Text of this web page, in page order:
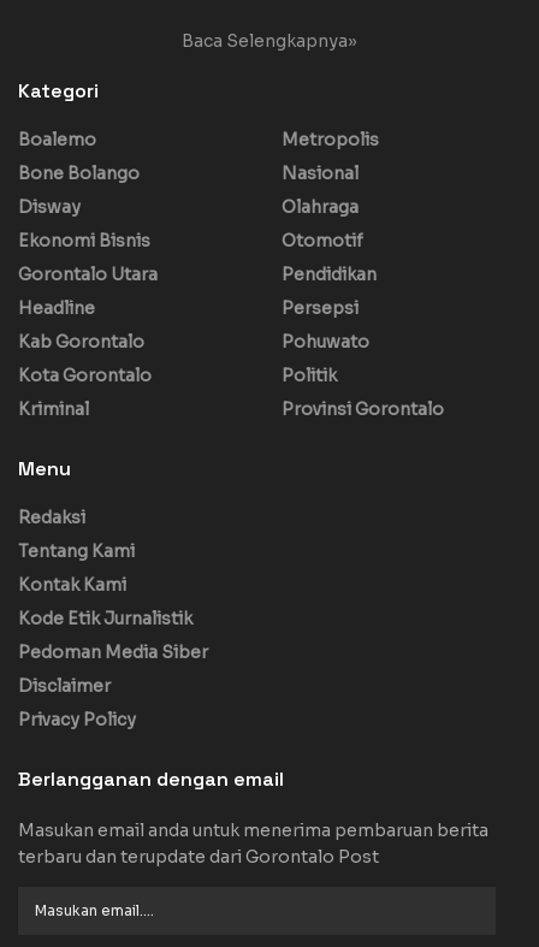
Baca Selengkapnya»
Kategori
Boalemo
Bone Bolango
Disway
Ekonomi Bisnis
Gorontalo Utara
Headline
Kab Gorontalo
Kota Gorontalo
Kriminal
Metropolis
Nasional
Olahraga
Otomotif
Pendidikan
Persepsi
Pohuwato
Politik
Provinsi Gorontalo
Menu
Redaksi
Tentang Kami
Kontak Kami
Kode Etik Jurnalistik
Pedoman Media Siber
Disclaimer
Privacy Policy
Berlangganan dengan email
Masukan email anda untuk menerima pembaruan berita
terbaru dan terupdate dari Gorontalo Post